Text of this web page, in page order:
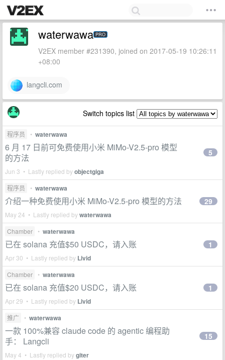
waterwawa PRO
V2EX member #231390, joined on 2017-05-19 10:26:11
+08:00
langcli.com
Switch topics list
程序员 • waterwawa
6 月 17 日前可免费使用小米 MiMo-V2.5-pro 模型
的方法
Jun 3 • Lastly replied byobjectgiga
5
程序员 • waterwawa
介绍一种免费使用小米 MiMo-V2.5-pro 模型的方法
May 24 • Lastly replied bywaterwawa
29
Chamber • waterwawa
已在 solana 充值$50 USDC，请入账
Apr 30 • Lastly replied by Livid
1
Chamber • waterwawa
已在 solana 充值$20 USDC，请入账
Apr 29 • Lastly replied by Livid
1
推广 • waterwawa
一款 100%兼容 claude code 的 agentic 编程助
手： Langcli
May 4 • Lastly replied bygiter
15